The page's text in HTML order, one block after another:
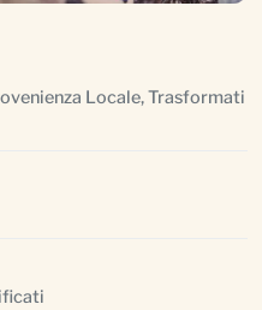
Locale, Trasformati